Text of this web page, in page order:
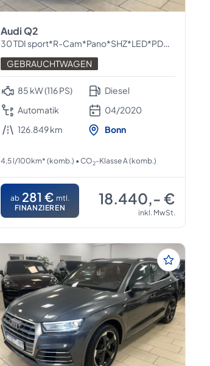
Audi Q2
30 TDI sport*R-Cam*Pano*SHZ*LED*PDC*Navi*ACC*
GEBRAUCHTWAGEN
85 kW (116 PS)
Automatik
126.849 km
Diesel
04/2020
Bonn
4,5 l/100km* (komb.) • CO2-Klasse A (komb.)
ab 281 € mtl.
FINANZIEREN
18.440,- €
inkl. MwSt.